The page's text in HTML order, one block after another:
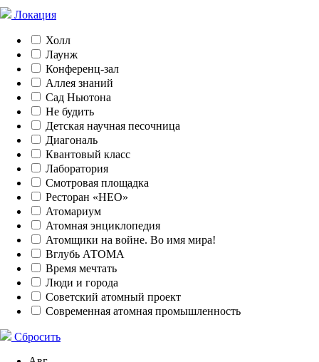
Локация
Холл
Лаунж
Конференц-зал
Аллея знаний
Сад Ньютона
Не будить
Детская научная песочница
Диагональ
Квантовый класс
Лаборатория
Смотровая площадка
Ресторан «НЕО»
Атомариум
Атомная энциклопедия
Атомщики на войне. Во имя мира!
Вглубь АТОМА
Время мечтать
Люди и города
Советский атомный проект
Современная атомная промышленность
Сбросить